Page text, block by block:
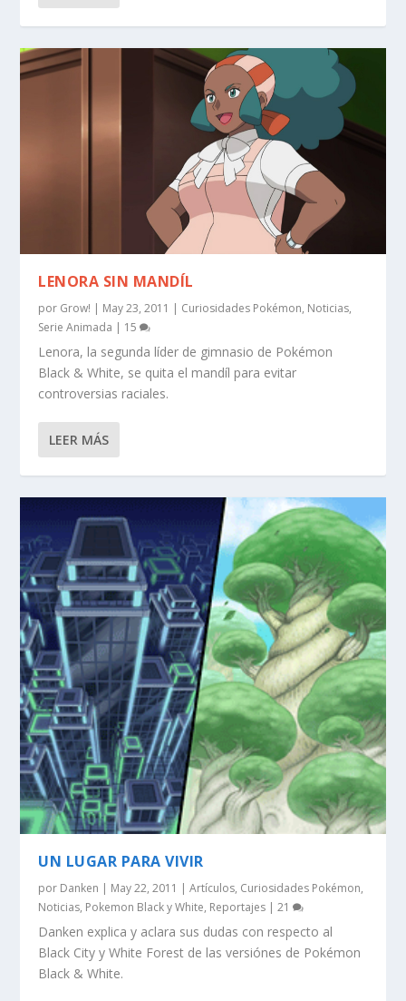
LENORA SIN MANDÍL
por Grow! | May 23, 2011 | Curiosidades Pokémon, Noticias,
Serie Animada | 15
Lenora, la segunda líder de gimnasio de Pokémon
Black & White, se quita el mandíl para evitar
controversias raciales.
LEER MÁS
UN LUGAR PARA VIVIR
por Danken | May 22, 2011 |Artículos, Curiosidades Pokémon,
Noticias, Pokemon Black y White, Reportajes |21
Danken explica y aclara sus dudas con respecto al
Black City y White Forest de las versiónes de Pokémon
Black & White.